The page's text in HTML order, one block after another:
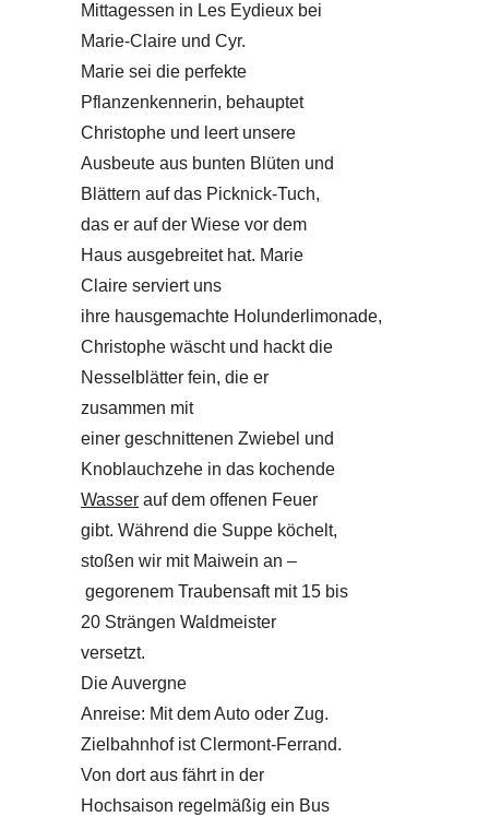
Mittagessen in Les Eydieux bei
Marie-Claire und Cyr.
Marie sei die perfekte
Pflanzenkennerin, behauptet
Christophe und leert unsere
Ausbeute aus bunten Blüten und
Blättern auf das Picknick-Tuch,
das er auf der Wiese vor dem
Haus ausgebreitet hat. Marie
Claire serviert uns
ihre hausgemachte Holunderlimonade,
Christophe wäscht und hackt die
Nesselblätter fein, die er
zusammen mit
einer geschnittenen Zwiebel und
Knoblauchzehe in das kochende
Wasser auf dem offenen Feuer
gibt. Während die Suppe köchelt,
stoßen wir mit Maiwein an –
gegorenem Traubensaft mit 15 bis
20 Strängen Waldmeister
versetzt.
Die Auvergne
Anreise: Mit dem Auto oder Zug.
Zielbahnhof ist Clermont-Ferrand.
Von dort aus fährt in der
Hochsaison regelmäßig ein Bus